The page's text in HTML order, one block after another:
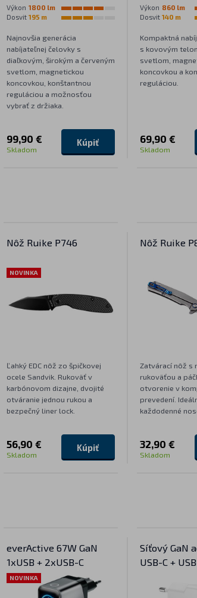
Výkon 1800 lm
Dosvit 195 m
Najnovšia generácia
nabíjateľnej čelovky s
diaľkovým, širokým a červeným
svetlom, magnetickou
koncovkou, konštantnou
reguláciou a možnosťou
vybrať z držiaka.
99,90 €
Skladom
Kúpiť
Výkon 860 lm
Dosvit 140 m
Kompaktná
s kovovým
svetlom,
koncovkou a
reguláciou.
69,90 €
Skladom
Nôž Ruike P746
NOVINKA
Ľahký EDC nôž zo špičkovej
ocele Sandvik. Rukoväť v
karbónovom dizajne, dvojité
otváranie jednou rukou a
bezpečný liner lock.
56,90 €
Skladom
Kúpiť
Nôž Ruike
Zatvárací nôž s
rukoväťou a
otvorenie v
prevedení.
každodenné
32,90 €
Skladom
everActive 67W GaN
1xUSB + 2xUSB-C
NOVINKA
Síťový GaN
USB-C +